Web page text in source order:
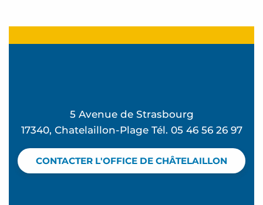
Lectures en herbe
Atelier Souvenirs de vacances - L'été à
Club de plage - Mômes à la plage
Stage sauvetage aquatique
Le beau séjour d'Albertine - Visite théâtralisée
5 Avenue de Strasbourg
17340, Chatelaillon-Plage Tél. 05 46 56 26 97
CONTACTER L'OFFICE DE CHÂTELAILLON